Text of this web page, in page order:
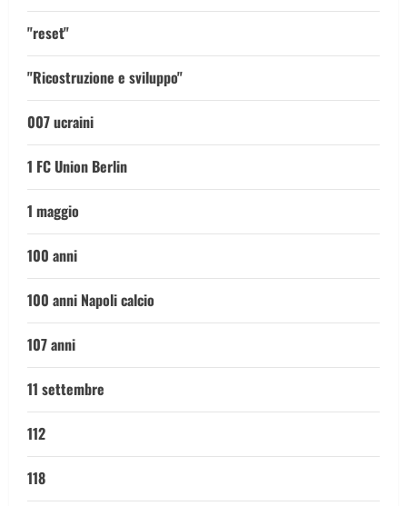
"reset"
"Ricostruzione e sviluppo"
007 ucraini
1 FC Union Berlin
1 maggio
100 anni
100 anni Napoli calcio
107 anni
11 settembre
112
118